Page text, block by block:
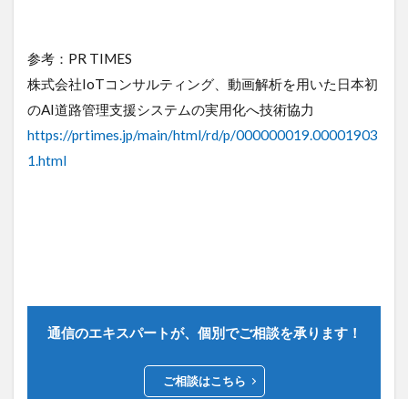
参考：PR TIMES
株式会社IoTコンサルティング、動画解析を用いた日本初
のAI道路管理支援システムの実用化へ技術協力
https://prtimes.jp/main/html/rd/p/000000019.00001903
1.html
通信のエキスパートが、個別でご相談を承ります！
ご相談はこちら
クラウドWi-Fi
キャッシュレス決済
カメラ
おすすめ